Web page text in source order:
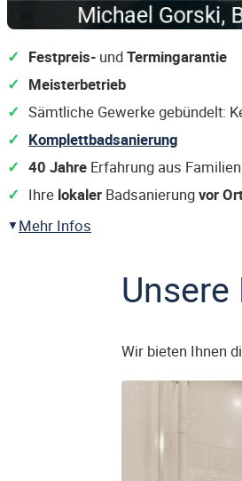
Festpreis- undTermingarantie
Meisterbetrieb
Sämtliche Gewerke gebündelt:
Komplettbadsanierung
40 Jahre Erfahrung aus
Ihre lokaler Badsanierungvor
Mehr Infos
Wir bieten Ihnen